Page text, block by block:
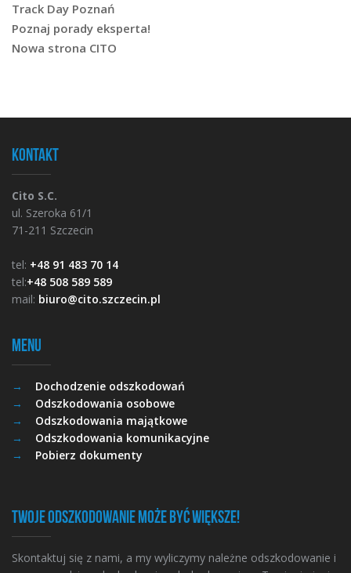
Track Day Poznań
Poznaj porady eksperta!
Nowa strona CITO
Kontakt
Cito S.C.
ul. Szeroka 61/1
71-211 Szczecin
tel: +48 91 483 70 14
tel:+48 508 589 589
mail: biuro@cito.szczecin.pl
Menu
Dochodzenie odszkodowań
Odszkodowania osobowe
Odszkodowania majątkowe
Odszkodowania komunikacyjne
Pobierz dokumenty
Twoje odszkodowanie może być większe!
Skontaktuj się z nami, a my wyliczymy należne odszkodowanie i